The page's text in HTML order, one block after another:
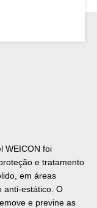
WEICON foi
e tratamento
em áreas
anti-estático. O
e previne as